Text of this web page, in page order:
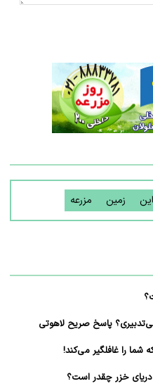
زمین مزرعه
پاسخ صریح لاهوتی
دریای خزر چقدر است؟